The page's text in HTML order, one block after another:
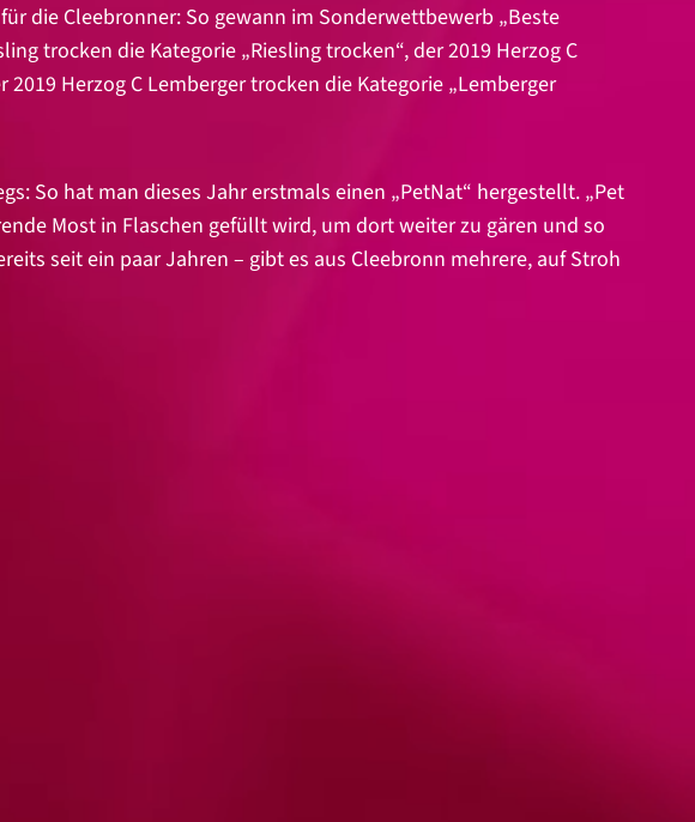
die Cleebronner: So gewann im Sonderwettbewerb „Beste
trocken die Kategorie „Riesling trocken“, der 2019 Herzog C
Herzog C Lemberger trocken die Kategorie „Lemberger
So hat man dieses Jahr erstmals einen „PetNat“ hergestellt. „Pet
Most in Flaschen gefüllt wird, um dort weiter zu gären und so
seit ein paar Jahren – gibt es aus Cleebronn mehrere, auf Stroh